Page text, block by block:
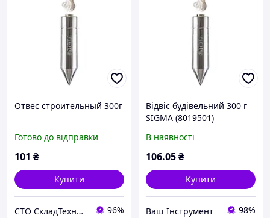
Отвес строительный 300г
Готово до відправки
101 ₴
Купити
СТО СкладТехника 96%
Відвіс будівельний 300 г
SIGMA (8019501)
В наявності
106.05₴
Купити
Ваш Інструмент 98%